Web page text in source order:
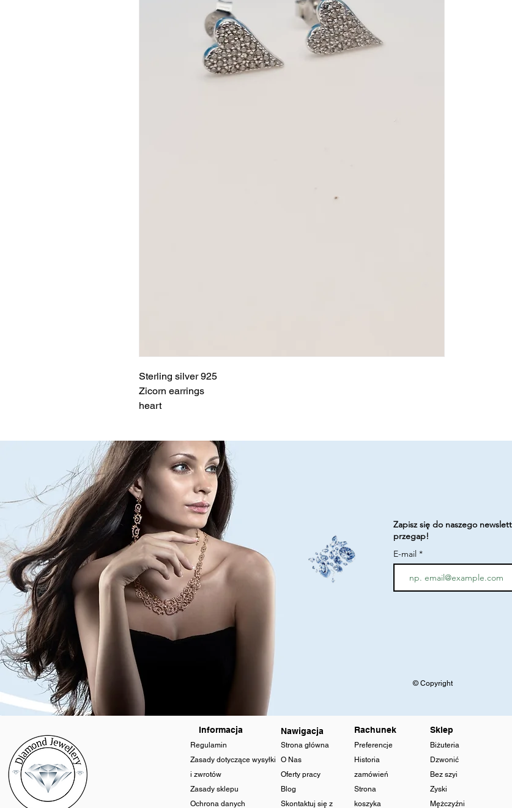
Sterling silver 925
Zicorn earrings
heart
Zapisz się do naszego
przegap!
E-mail
© Copyright
Informacja
Regulamin
Zasady dotyczące wysyłki
i zwrotów
Zasady sklepu
Ochrona danych
Nawigacja
Strona główna
O Nas
Oferty pracy
Blog
Skontaktuj się z
Rachunek
Preferencje
Historia
zamówień
Strona
koszyka
Sklep
Biżuteria
Dzwonić
Bez szyi
Zyski
Mężczyźni